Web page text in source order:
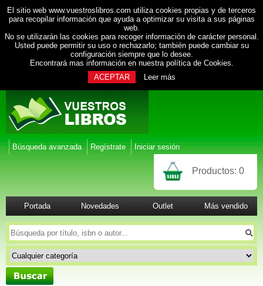
El sitio web www.vuestroslibros.com utiliza cookies propias y de terceros
para recopilar información que ayuda a optimizar su visita a sus páginas
web.
No se utilizarán las cookies para recoger información de carácter personal.
Usted puede permitir su uso o rechazarlo; también puede cambiar su
configuración siempre que lo desee.
Encontrará mas información en nuestra política de Cookies.
ACEPTAR
Leer más
Búsqueda avanzada Regístrate Iniciar sesión
Productos: 0
Portada Novedades Outlet Más vendido